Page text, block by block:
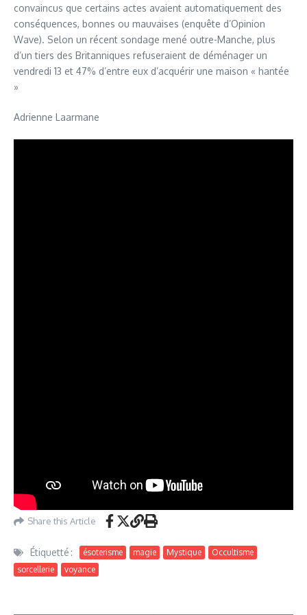
convaincus que certains actes avaient automatiquement des
conséquences, bonnes ou mauvaises (enquête d’Opinion
Wave). Selon un récent sondage mené outre-Manche, plus
d’un tiers des Britanniques refuseraient de déménager un
vendredi 13 et 47% d’entre eux d’acquérir une maison « hantée
»
Adrienne Laarmane
Share this Article
Étiquetté : ésoterisme magie Mystique
Occultisme
sorcellerie
voyance